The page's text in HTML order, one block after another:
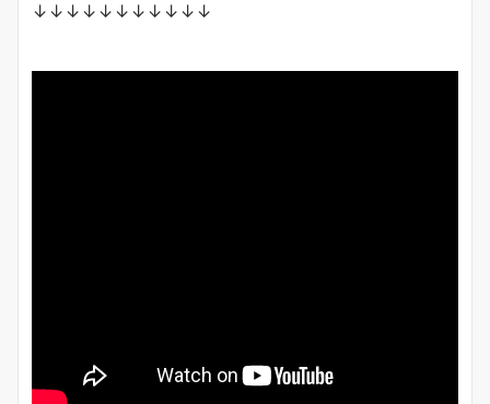
↓↓↓↓↓↓↓↓↓↓↓